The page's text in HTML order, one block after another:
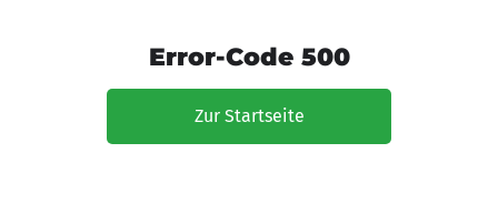
Error-Code 500
Zur Startseite